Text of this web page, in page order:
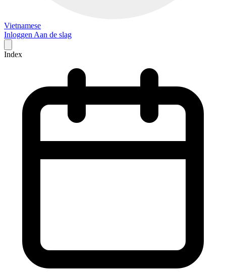
Vietnamese
Inloggen Aan de slag
Index